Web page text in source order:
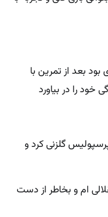
بعد از تمرین با
را در بیاورد
گلزنی کرد و
ام و بخاطر از دست